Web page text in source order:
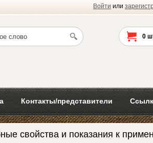
Войти или
0
Контакты/представители
и показания к